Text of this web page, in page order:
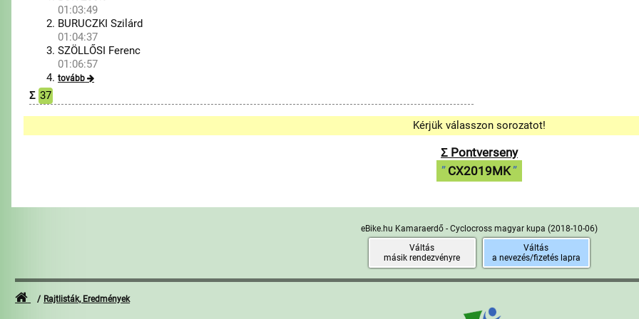
01:03:49
BURUCZKI Szilárd
01:04:37
SZÖLLŐSI Ferenc
01:06:57
tovább
Σ 37
Kérjük válasszon sorozatot!
Σ Pontverseny
CX2019MK
eBike.hu Kamaraerdő - Cyclocross magyar kupa (2018-10-06)
Váltás
másik rendezvényre
Váltás
a nevezés/fizetés lapra
Rajtlisták, Eredmények